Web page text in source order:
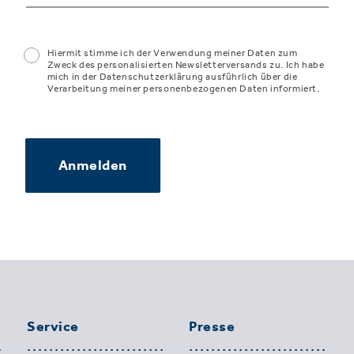
Hiermit stimme ich der Verwendung meiner Daten zum
Zweck des personalisierten Newsletterversands zu. Ich habe
mich in der Datenschutzerklärung ausführlich über die
Verarbeitung meiner personenbezogenen Daten informiert.
Anmelden
Service Presse